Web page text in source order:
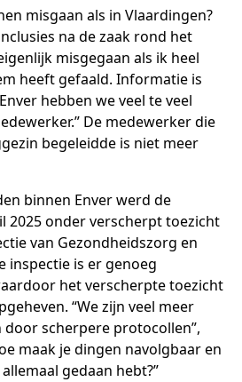
misgaan als in Vlaardingen?
na de zaak rond het
misgegaan als ik heel
heeft gefaald. Informatie is
hebben we veel te veel
De medewerker die
begeleidde is niet meer
binnen Enver werd de
2025 onder verscherpt toezicht
van Gezondheidszorg en
inspectie is er genoeg
het verscherpte toezicht
“We zijn veel meer
scherpere protocollen”,
maak je dingen navolgbaar en
gedaan hebt?”